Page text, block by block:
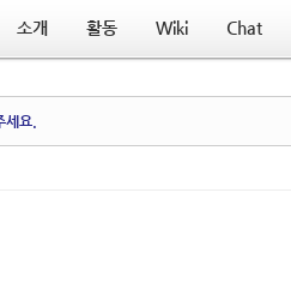
소개 활동 Wiki Chat
세요.